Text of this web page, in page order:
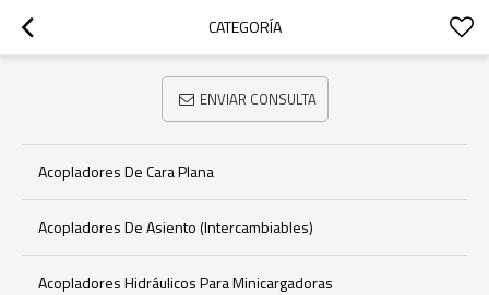
CATEGORÍA
ENVIAR CONSULTA
Acopladores De Cara Plana
Acopladores De Asiento (intercambiables)
Acopladores Hidráulicos Para Minicargadoras